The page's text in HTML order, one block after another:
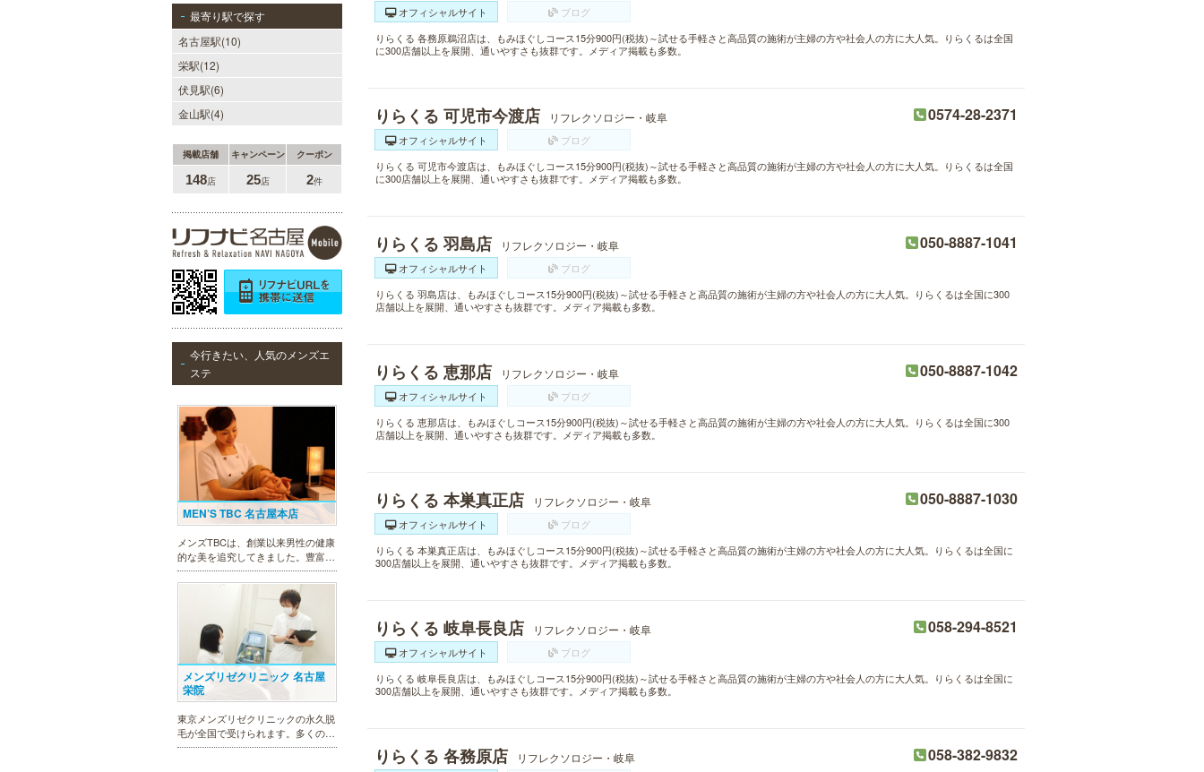
最寄り駅で探す
名古屋駅(10)
栄駅(12)
伏見駅(6)
金山駅(4)
掲載店舗 キャンペーン クーポン
148店 25店 2件
今行きたい、人気のメンズエ
ステ
MEN’S TBC 名古屋本店
メンズTBCは、創業以来男性の健康
的な美を追究してきました。豊富な
脱毛メニューを始め、フェイシャル
ケア、下腹引き締め等、各種お得な
体験コースを取り揃えています。選
べる種類の多さで初めての方も安心
です。
メンズリゼクリニック 名古屋
栄院
東京メンズリゼクリニックの永久脱
毛が全国で受けられます。多くの男
性患者様にご支持頂き、新宿1院か
オフィシャルサイト
ブログ
りらくる 各務原鵜沼店は、もみほぐしコース15分900円(税抜)～試せる手軽さと高品質の施術が主婦の方や社会人の方に大人気。りらくるは全国
に300店舗以上を展開、通いやすさも抜群です。メディア掲載も多数。
りらくる 可児市今渡店 リフレクソロジー・岐阜 0574-28-2371
オフィシャルサイト
ブログ
りらくる 可児市今渡店は、もみほぐしコース15分900円(税抜)～試せる手軽さと高品質の施術が主婦の方や社会人の方に大人気。りらくるは全国
に300店舗以上を展開、通いやすさも抜群です。メディア掲載も多数。
りらくる 羽島店 リフレクソロジー・岐阜 050-8887-1041
オフィシャルサイト
ブログ
りらくる 羽島店は、もみほぐしコース15分900円(税抜)～試せる手軽さと高品質の施術が主婦の方や社会人の方に大人気。りらくるは全国に300
店舗以上を展開、通いやすさも抜群です。メディア掲載も多数。
りらくる 恵那店 リフレクソロジー・岐阜 050-8887-1042
オフィシャルサイト
ブログ
りらくる 恵那店は、もみほぐしコース15分900円(税抜)～試せる手軽さと高品質の施術が主婦の方や社会人の方に大人気。りらくるは全国に300
店舗以上を展開、通いやすさも抜群です。メディア掲載も多数。
りらくる 本巣真正店 リフレクソロジー・岐阜 050-8887-1030
オフィシャルサイト
ブログ
りらくる 本巣真正店は、もみほぐしコース15分900円(税抜)～試せる手軽さと高品質の施術が主婦の方や社会人の方に大人気。りらくるは全国に
300店舗以上を展開、通いやすさも抜群です。メディア掲載も多数。
りらくる 岐阜長良店 リフレクソロジー・岐阜 058-294-8521
オフィシャルサイト
ブログ
りらくる 岐阜長良店は、もみほぐしコース15分900円(税抜)～試せる手軽さと高品質の施術が主婦の方や社会人の方に大人気。りらくるは全国に
300店舗以上を展開、通いやすさも抜群です。メディア掲載も多数。
りらくる 各務原店 リフレクソロジー・岐阜 058-382-9832